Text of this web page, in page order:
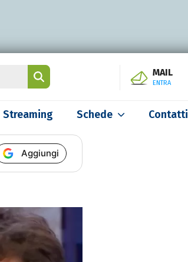
MAIL
ENTRA
Streaming Schede Contatti
Aggiungi